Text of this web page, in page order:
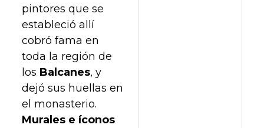
pintores que se
estableció allí
cobró fama en
toda la región de
los Balcanes, y
dejó sus huellas en
el monasterio.
Murales e íconos